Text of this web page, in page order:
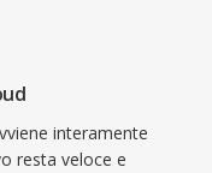
interamente
resta veloce e